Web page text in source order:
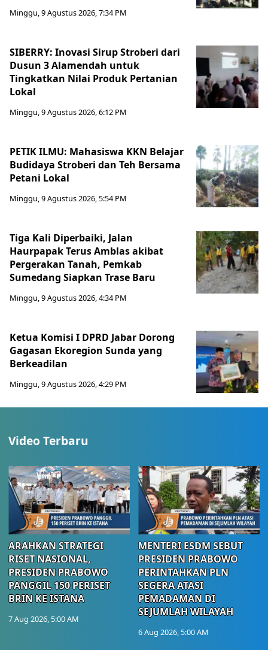
Minggu, 9 Agustus 2026, 7:34 PM
SIBERRY: Inovasi Sirup Stroberi dari
Dusun 3 Alamendah untuk
Tingkatkan Nilai Produk Pertanian
Lokal
Minggu, 9 Agustus 2026, 6:12 PM
PETIK ILMU: Mahasiswa KKN Belajar
Budidaya Stroberi dan Teh Bersama
Petani Lokal
Minggu, 9 Agustus 2026, 5:54 PM
Tiga Kali Diperbaiki, Jalan
Haurpapak Terus Amblas akibat
Pergerakan Tanah, Pemkab
Sumedang Siapkan Trase Baru
Minggu, 9 Agustus 2026, 4:34 PM
Ketua Komisi I DPRD Jabar Dorong
Gagasan Ekoregion Sunda yang
Berkeadilan
Minggu, 9 Agustus 2026, 4:29 PM
Video Terbaru
ARAHKAN STRATEGI
RISET NASIONAL,
PRESIDEN PRABOWO
PANGGIL 150 PERISET
BRIN KE ISTANA
7 Aug 2026, 5:00 AM
MENTERI ESDM SEBUT
PRESIDEN PRABOWO
PERINTAHKAN PLN
SEGERA ATASI
PEMADAMAN DI
SEJUMLAH WILAYAH
6 Aug 2026, 5:00 AM